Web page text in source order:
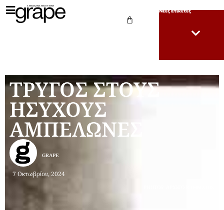
Νέες Ετικέτες
ΤΡΥΓΟΣ ΣΤΟΥΣ
ΗΣΥΧΟΥΣ
ΑΜΠΕΛΩΝΕΣ
7 Οκτωβρίου, 2024
GRAPE